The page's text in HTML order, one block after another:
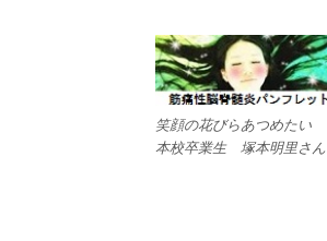
笑顔の花びらあつめたい
本校卒業生 塚本明里さん